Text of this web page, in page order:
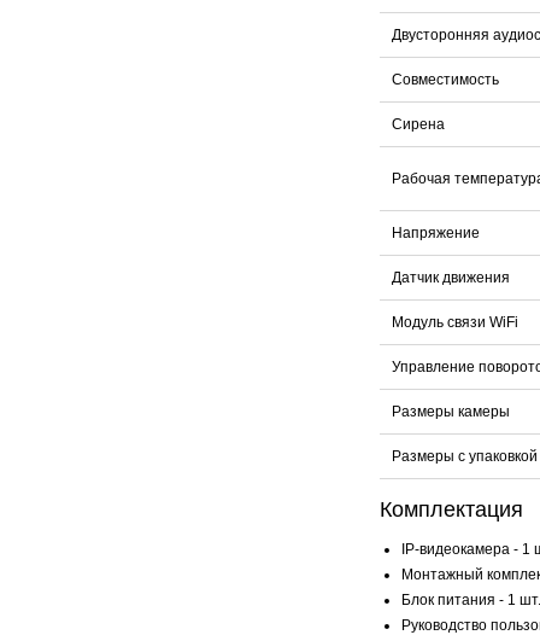
Двусторонняя
Совместимость
Сирена
Рабочая
Напряжение
Датчик движения
Модуль связи WiFi
Управление
Размеры камеры
Размеры с упаковкой
Комплектация
IP-видеокамера - 1
Монтажный
Блок питания - 1 шт.
Руководство